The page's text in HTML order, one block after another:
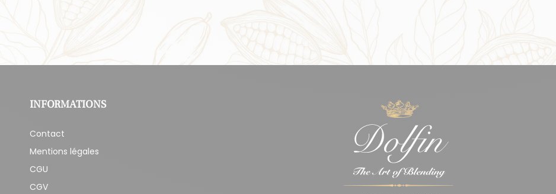
INFORMATIONS
Contact
Mentions légales
CGU
CGV